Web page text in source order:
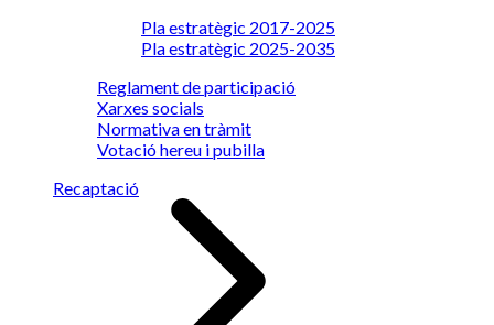
Pla estratègic 2017-2025
Pla estratègic 2025-2035
Reglament de participació
Xarxes socials
Normativa en tràmit
Votació hereu i pubilla
Recaptació